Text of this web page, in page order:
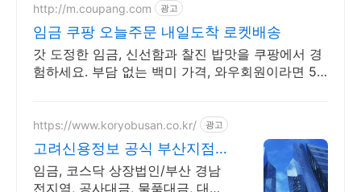
http://m.coupang.com 광고
임금 쿠팡 오늘주문 내일도착 로켓배송
갓 도정한 임금, 신선함과 찰진 밥맛을 쿠팡에서 경
험하세요. 부담 없는 백미 가격, 와우회원이라면 5%
https://www.koryobusan.co.kr/ 광고
고려신용정보 공식 부산지점
당일접수 각종 미수금 상담!
임금, 코스닥 상장법인/부산 경남
전지역, 공사대금, 물품대금, 대여